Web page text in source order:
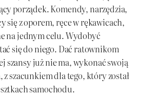
porządek. Komendy, narzędzia,
się z oporem, ręce w rękawicach,
na jednym celu. Wydobyć
się do niego. Dać ratownikom
szansy już nie ma, wykonać swoją
z szacunkiem dla tego, który został
samochodu.